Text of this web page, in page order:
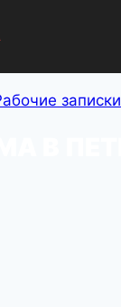
записки